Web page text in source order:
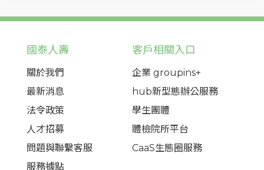
國泰人壽
關於我們
最新消息
法令政策
人才招募
問題與聯繫客服
服務據點
客戶相關入口
企業 groupins+
hub新型態辦公服務
學生團體
體檢院所平台
CaaS生態圈服務